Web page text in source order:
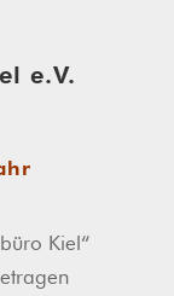
e.V.
Kiel“